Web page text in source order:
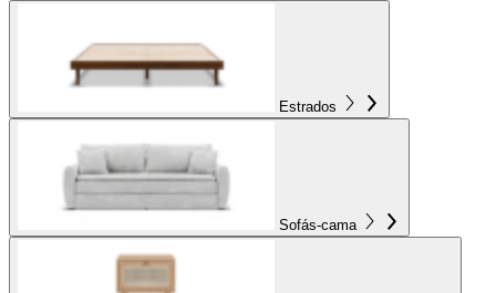
Estrados
Sofás-cama